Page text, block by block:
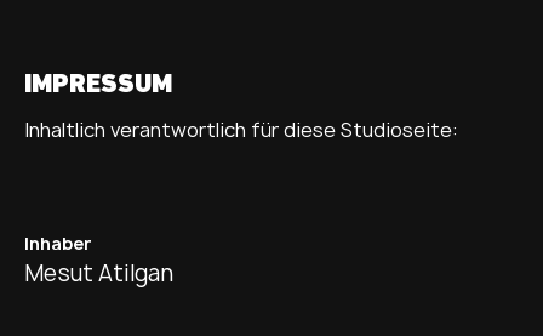
IMPRESSUM
Inhaltlich verantwortlich für diese Studioseite:
Inhaber
Mesut Atilgan